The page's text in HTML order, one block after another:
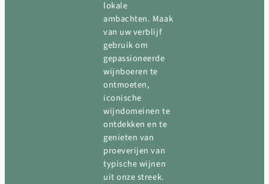
lokale
ambachten. Maak
van uw verblijf
gebruik om
gepassioneerde
wijnboeren te
ontmoeten,
iconische
wijndomeinen te
ontdekken en te
genieten van
proeverijen van
typische wijnen
uit onze streek.